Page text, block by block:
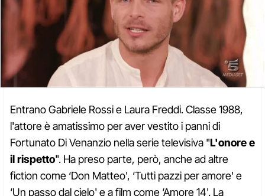
Entrano Gabriele Rossi e Laura Freddi. Classe 1988,
l'attore è amatissimo per aver vestito i panni di
Fortunato Di Venanzio nella serie televisiva "L'onore e
il rispetto". Ha preso parte, però, anche ad altre
fiction come ‘Don Matteo', ‘Tutti pazzi per amore' e
‘Un passo dal cielo' e a film come ‘Amore 14'. La